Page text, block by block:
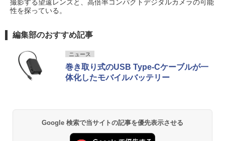
撮影する望遠レンズと、高倍率コンパクトデジタルカメラの可能
性を探っている。
編集部のおすすめ記事
ニュース
巻き取り式のUSB Type-Cケーブルが一
体化したモバイルバッテリー
Google 検索で当サイトの記事を優先表示させる